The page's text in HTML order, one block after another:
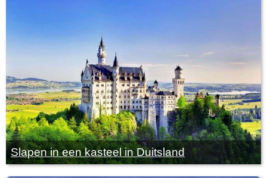
Slapen in een kasteel in Duitsland